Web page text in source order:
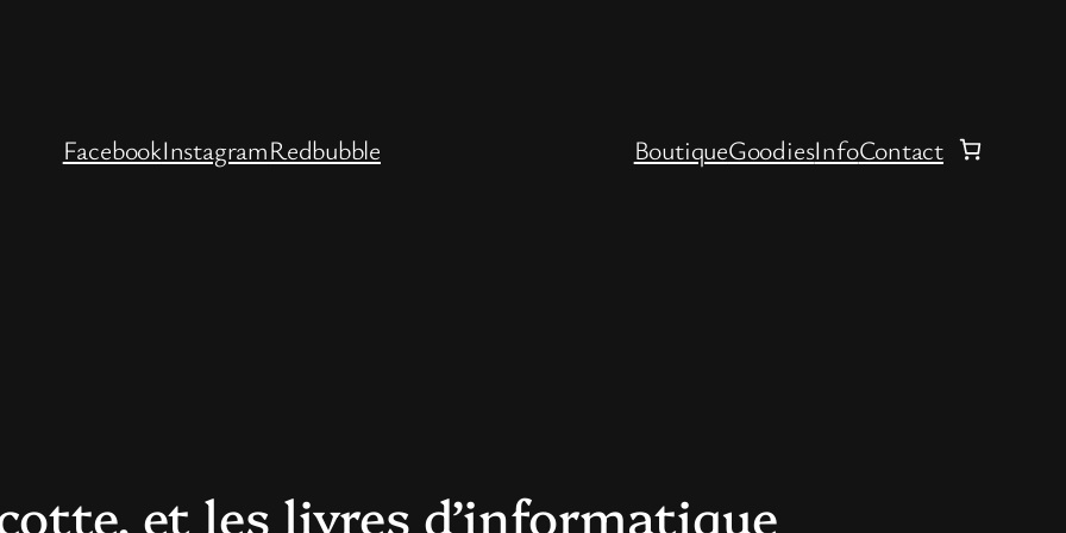
FacebookInstagramRedbubble BoutiqueGoodiesInfoContact
et les livres d’informatique